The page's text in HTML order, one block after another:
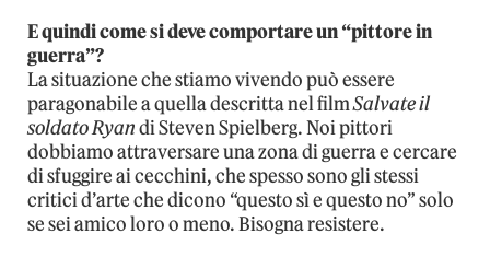
E quindi come si deve comportare un “pittore in
guerra”?
La situazione che stiamo vivendo può essere
paragonabile a quella descritta nel filmSalvate il
soldato Ryandi Steven Spielberg. Noi pittori
dobbiamo attraversare una zona di guerra e cercare
di sfuggire ai cecchini, che spesso sono gli stessi
critici d’arte che dicono “questo sì e questo no” solo
se sei amico loro o meno. Bisogna resistere.